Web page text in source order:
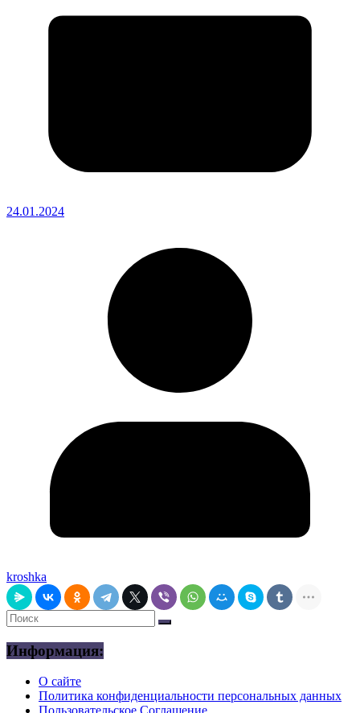
24.01.2024
kroshka
Информация:
О сайте
Политика конфиденциальности персональных данных